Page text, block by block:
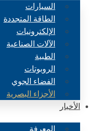
السيارات
الطاقة المتجددة
الإلكترونيات
الآلات الصناعية
الطبية
الروبوتات
الفضاء الجوي
الأجزاء البصرية
الأخبار
المعرفة